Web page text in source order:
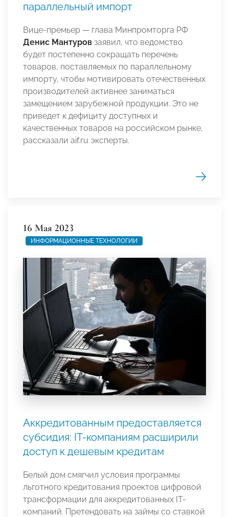
параллельный импорт
Вице-премьер — глава Минпромторга РФ
Денис Мантуров заявил, что ведомство
будет постепенно сокращать перечень
товаров, поставляемых по параллельному
импорту, чтобы мотивировать отечественных
производителей активнее заниматься
замещением зарубежной продукции. Это не
приведет к дефициту доступных и
качественных товаров на российском рынке,
рассказали aif.ru эксперты.
16 Мая 2023
ИНФОРМАЦИОННЫЕ ТЕХНОЛОГИИ
Аккредитованным предоставляется
субсидия: IT-компаниям расширили
доступ к дешевым кредитам
Белый дом смягчил условия программы
льготного кредитования проектов цифровой
трансформации для аккредитованных IT-
компаний. Претендовать на займы со ставкой